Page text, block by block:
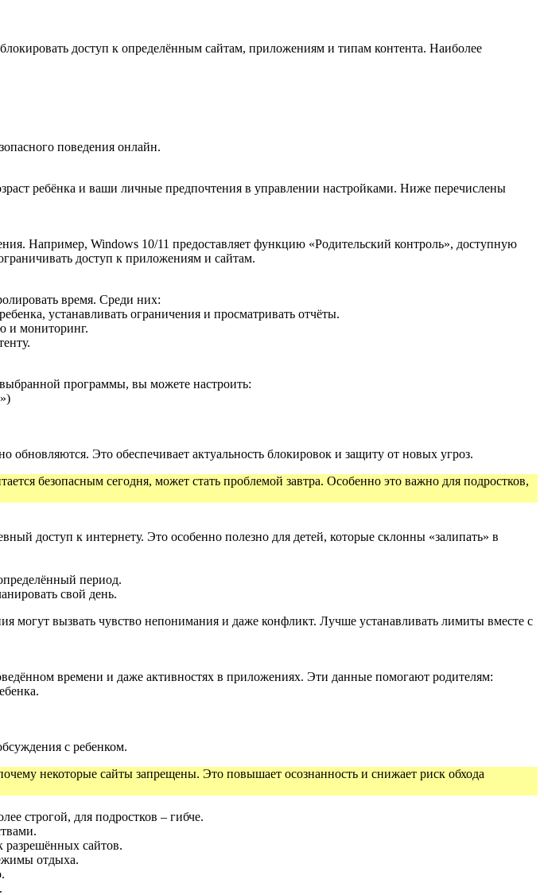
доступ к определённым сайтам, приложениям и типам контента. Наиболее
поведения онлайн.
ребёнка и ваши личные предпочтения в управлении настройками. Ниже перечислены
Например, Windows 10/11 предоставляет функцию «Родительский контроль», доступную
доступ к приложениям и сайтам.
время. Среди них:
устанавливать ограничения и просматривать отчёты.
и мониторинг.
программы, вы можете настроить:
Это обеспечивает актуальность блокировок и защиту от новых угроз.
безопасным сегодня, может стать проблемой завтра. Особенно это важно для подростков,
доступ к интернету. Это особенно полезно для детей, которые склонны «залипать» в
период.
свой день.
вызвать чувство непонимания и даже конфликт. Лучше устанавливать лимиты вместе с
времени и даже активностях в приложениях. Эти данные помогают родителям:
с ребенком.
некоторые сайты запрещены. Это повышает осознанность и снижает риск обхода
строгой, для подростков – гибче.
разрешённых сайтов.
отдыха.